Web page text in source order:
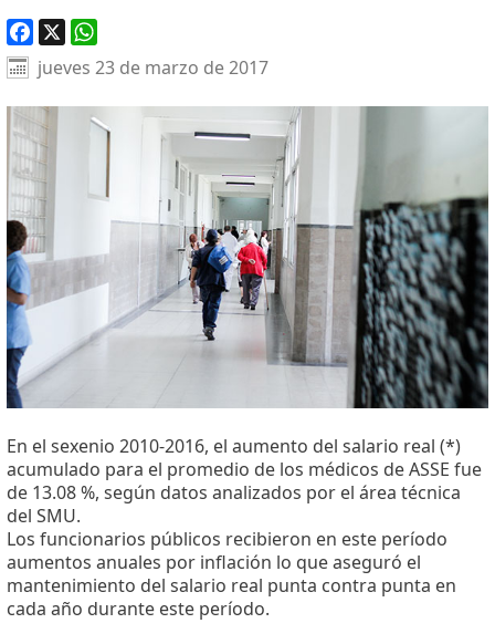
Facebook
X WhatsApp
jueves 23 de marzo de 2017
En el sexenio 2010-2016, el aumento del salario real (*)
acumulado para el promedio de los médicos de ASSE fue
de 13.08 %, según datos analizados por el área técnica
del SMU.
Los funcionarios públicos recibieron en este período
aumentos anuales por inflación lo que aseguró el
mantenimiento del salario real punta contra punta en
cada año durante este período.